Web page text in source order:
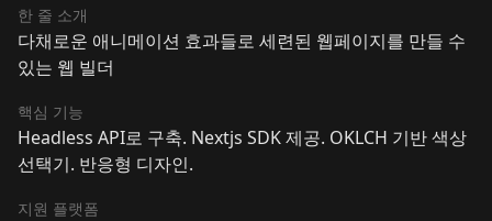
한 줄 소개
다채로운 애니메이션 효과들로 세련된 웹페이지를 만들 수
있는 웹 빌더
핵심 기능
Headless API로 구축. Nextjs SDK 제공. OKLCH 기반 색상
선택기. 반응형 디자인.
지원 플랫폼